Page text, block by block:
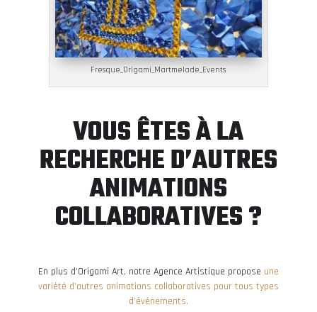
Fresque_Origami_Martmelade_Events
VOUS ÊTES À LA
RECHERCHE D’AUTRES
ANIMATIONS
COLLABORATIVES ?
En plus d’Origami Art, notre Agence Artistique propose une
variété d’autres animations collaboratives pour tous types
d’événements.